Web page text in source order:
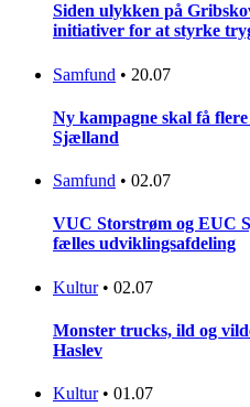
Siden ulykken på
initiativer for at styrke
Samfund • 20.07
Ny kampagne skal få
Sjælland
Samfund • 02.07
VUC Storstrøm og EUC
fælles udviklingsafdeling
Kultur • 02.07
Monster trucks, ild og
Haslev
Kultur • 01.07